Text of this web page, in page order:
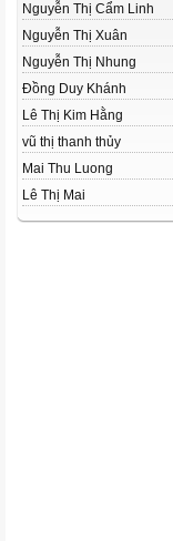
Nguyễn Thị Cẩm Linh
Nguyễn Thị Xuân
Nguyễn Thị Nhung
Đồng Duy Khánh
Lê Thị Kim Hằng
vũ thị thanh thủy
Mai Thu Luong
Lê Thị Mai